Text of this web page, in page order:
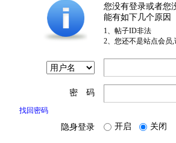
您没有登录或者您
能有如下几个原因
1、帖子ID非法
2、您还不是站点会员
密 码
找回密码
隐身登录 开启 关闭